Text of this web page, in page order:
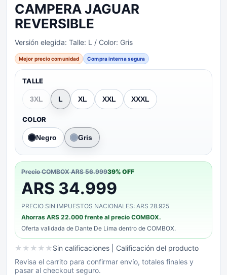
CAMPERA JAGUAR
REVERSIBLE
Versión elegida: Talle: L / Color: Gris
Mejor precio comunidad Compra interna segura
TALLE
3XL L XL XXL XXXL
COLOR
Negro Gris
Precio COMBOXARS 56.99939% OFF
ARS 34.999
PRECIO SIN IMPUESTOS NACIONALES: ARS 28.925
Ahorras ARS 22.000 frente al precio COMBOX.
Oferta validada de Dante De Lima dentro de COMBOX.
★ ★ ★ ★ ★Sin calificaciones | Calificación del producto
Revisa el carrito para confirmar envío, totales finales y
pasar al checkout seguro.